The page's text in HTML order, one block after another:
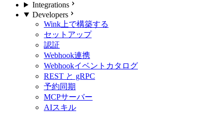
Integrations
Developers
Wink上で構築する
セットアップ
認証
Webhook連携
Webhookイベントカタログ
REST と gRPC
予約同期
MCPサーバー
AIスキル